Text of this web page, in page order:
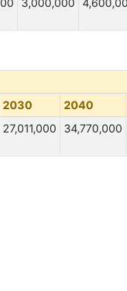
3,000,000
2030 2040
27,011,000 34,770,000